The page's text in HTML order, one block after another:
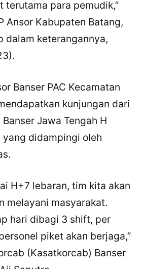
terutama para pemudik,”
Ansor Kabupaten Batang,
dalam keterangannya,
Banser PAC Kecamatan
kunjungan dari
Jawa Tengah H
yang didampingi oleh
H+7 lebaran, tim kita akan
melayani masyarakat.
hari dibagi 3 shift, per
piket akan berjaga,”
(Kasatkorcab) Banser